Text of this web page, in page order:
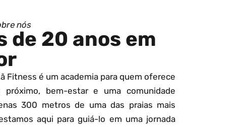
nós
de 20 anos em
Fitness é um academia para quem oferece
próximo, bem-estar e uma comunidade
300 metros de uma das praias mais
aqui para guiá-lo em uma jornada